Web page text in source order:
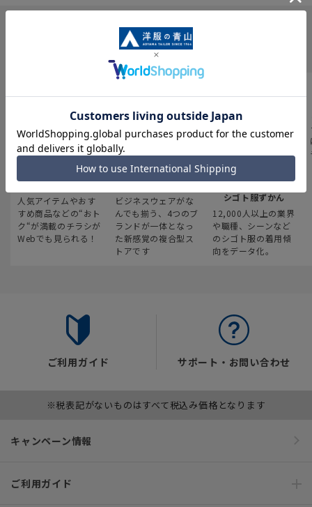
INFORMATION
最新のお買い得情報
人気アイテムやおす
すめ商品などの“おト
ク“が満載のチラシが
Webでも見られる！
スーツスクエア
ビジネスウェアがな
んでも揃う、4つのブ
ランドが一体となっ
た新感覚の複合型ス
トアです
みんなの
シゴト服ずかん
12,000人以上の業界
や職種、シーンなど
のシゴト服の着用傾
向をデータ化。
ご利用ガイド サポート・お問い合わせ
※税表記がないものはすべて税込み価格となります
キャンペーン情報
ご利用ガイド